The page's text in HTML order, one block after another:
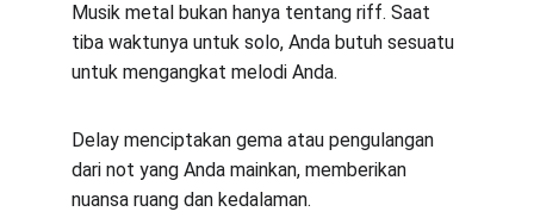
Musik metal bukan hanya tentang riff. Saat
tiba waktunya untuk solo, Anda butuh sesuatu
untuk mengangkat melodi Anda.
Delay menciptakan gema atau pengulangan
dari not yang Anda mainkan, memberikan
nuansa ruang dan kedalaman.